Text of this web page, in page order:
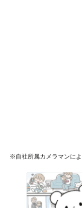
※自社所属カメラマンに